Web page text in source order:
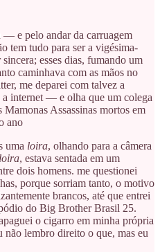
e pelo andar da carruagem
tem tudo para ser a vigésima-
esses dias, fumando um
caminhava com as mãos no
me deparei com talvez a
a internet — e olha que um colega
Assassinas mortos em
ano
uma loira, olhando para a câmera
loira, estava sentada em um
dois homens. me questionei
porque sorriam tanto, o motivo
brancos, até que entrei
do Big Brother Brasil 25.
o cigarro em minha própria
não lembro direito o que, mas eu